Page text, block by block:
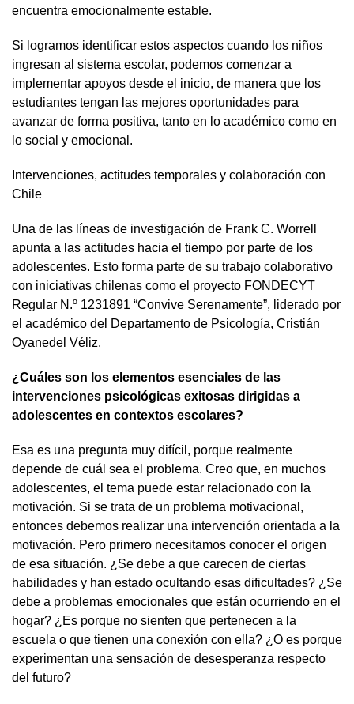
encuentra emocionalmente estable.
Si logramos identificar estos aspectos cuando los niños
ingresan al sistema escolar, podemos comenzar a
implementar apoyos desde el inicio, de manera que los
estudiantes tengan las mejores oportunidades para
avanzar de forma positiva, tanto en lo académico como en
lo social y emocional.
Intervenciones, actitudes temporales y colaboración con
Chile
Una de las líneas de investigación de Frank C. Worrell
apunta a las actitudes hacia el tiempo por parte de los
adolescentes. Esto forma parte de su trabajo colaborativo
con iniciativas chilenas como el proyecto FONDECYT
Regular N.º 1231891 “Convive Serenamente”, liderado por
el académico del Departamento de Psicología, Cristián
Oyanedel Véliz.
¿Cuáles son los elementos esenciales de las
intervenciones psicológicas exitosas dirigidas a
adolescentes en contextos escolares?
Esa es una pregunta muy difícil, porque realmente
depende de cuál sea el problema. Creo que, en muchos
adolescentes, el tema puede estar relacionado con la
motivación. Si se trata de un problema motivacional,
entonces debemos realizar una intervención orientada a la
motivación. Pero primero necesitamos conocer el origen
de esa situación. ¿Se debe a que carecen de ciertas
habilidades y han estado ocultando esas dificultades? ¿Se
debe a problemas emocionales que están ocurriendo en el
hogar? ¿Es porque no sienten que pertenecen a la
escuela o que tienen una conexión con ella? ¿O es porque
experimentan una sensación de desesperanza respecto
del futuro?